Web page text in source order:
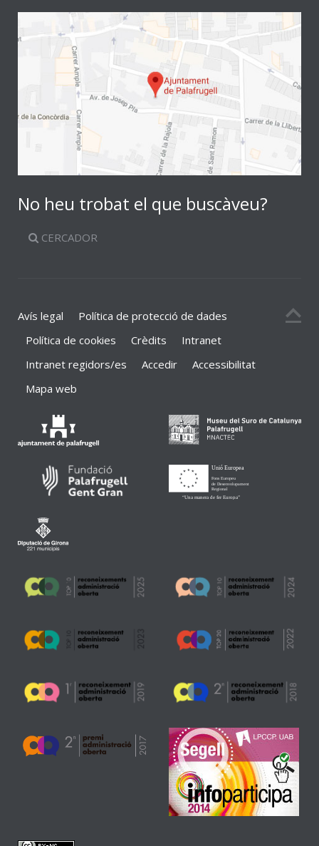
No heu trobat el que buscàveu?
CERCADOR
Avís legal
Política de protecció de dades
Política de cookies
Crèdits
Intranet
Intranet regidors/es
Accedir
Accessibilitat
Mapa web